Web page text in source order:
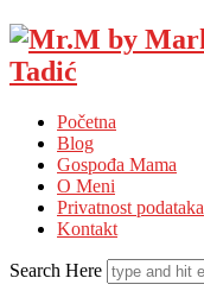
Tadić
Početna
Blog
Gospođa Mama
O Meni
Privatnost podataka
Kontakt
Search Here